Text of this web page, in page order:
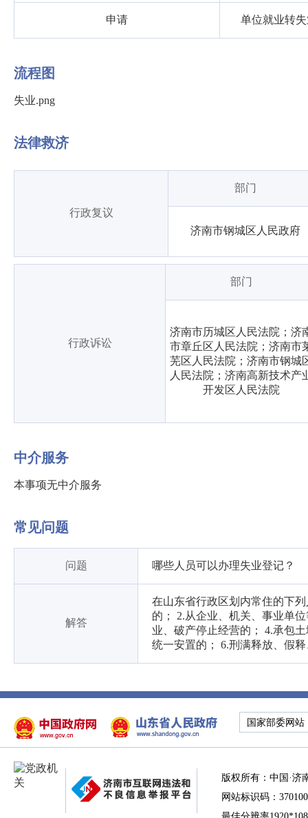
申请 单位就业转
流程图
失业.png
法律救济
行政复议
部门
济南市钢城区人民政府
行政诉讼
部门
济南市历城区人民法院；济
市章丘区人民法院；济南市
芜区人民法院；济南市钢城
人民法院；济南高新技术产
开发区人民法院
中介服务
本事项无中介服务
常见问题
问题 哪些人员可以办理失业登记？
解答
在山东省行政区划内常住的下
的； 2.从企业、机关、事业单
业、破产停止经营的； 4.承包
统一安置的； 6.刑满释放、假
国家部委网站
版权所有：中国·济
网站标识码：